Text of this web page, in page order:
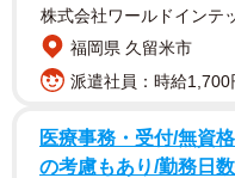
株式会社ワールドインテ
福岡県 久留米市
派遣社員：時給1,700
医療事務・受付/無資
の考慮もあり/勤務日